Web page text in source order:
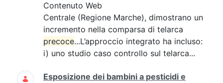
Contenuto Web
Centrale (Regione Marche), dimostrano un
incremento nella comparsa di telarca
precoce...L’approccio integrato ha incluso:
i) uno studio caso controllo sul telarca...
Esposizione dei bambini a pesticidi e